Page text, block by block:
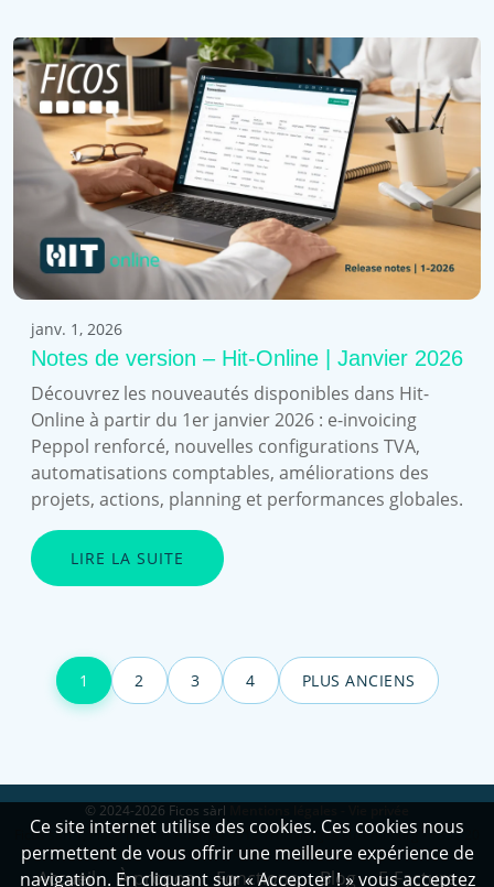
janv. 1, 2026
Notes de version – Hit-Online | Janvier 2026
Découvrez les nouveautés disponibles dans Hit-
Online à partir du 1er janvier 2026 : e-invoicing
Peppol renforcé, nouvelles configurations TVA,
automatisations comptables, améliorations des
projets, actions, planning et performances globales.
LIRE LA SUITE
1 2 3 4 PLUS ANCIENS
© 2024-2026 Ficos sàrl
Ficos sàrl 1, Place Nicolas Adames 9912 Troisvierges Luxembourg - +352 20
88 20 23 - VAT: LU35205156
Accueil À propos Fonctions Blog E-Facture
Ce site internet utilise des cookies. Ces cookies nous
permettent de vous offrir une meilleure expérience de
navigation. En cliquant sur « Accepter ! » vous acceptez